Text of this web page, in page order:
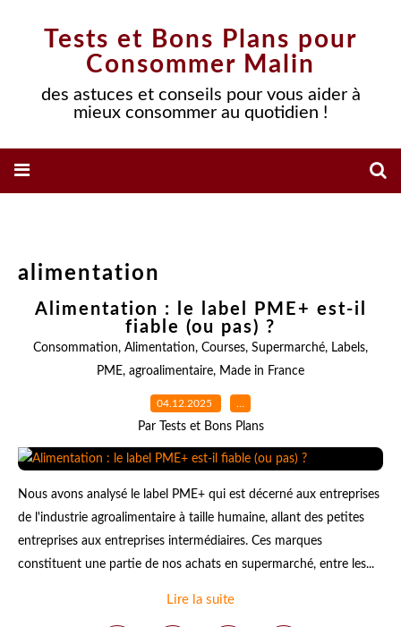
Tests et Bons Plans pour
Consommer Malin
des astuces et conseils pour vous aider à
mieux consommer au quotidien !
alimentation
Alimentation : le label PME+ est-il
fiable (ou pas) ?
Consommation, Alimentation, Courses, Supermarché, Labels,
PME, agroalimentaire, Made in France
04.12.2025 …
Par Tests et Bons Plans
Nous avons analysé le label PME+ qui est décerné aux entreprises
de l'industrie agroalimentaire à taille humaine, allant des petites
entreprises aux entreprises intermédiaires. Ces marques
constituent une partie de nos achats en supermarché, entre les...
Lire la suite